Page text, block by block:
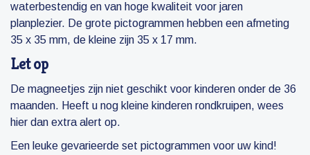
waterbestendig en van hoge kwaliteit voor jaren
planplezier. De grote pictogrammen hebben een afmeting
35 x 35 mm, de kleine zijn 35 x 17 mm.
Let op
De magneetjes zijn niet geschikt voor kinderen onder de 36
maanden. Heeft u nog kleine kinderen rondkruipen, wees
hier dan extra alert op.
Een leuke gevarieerde set pictogrammen voor uw kind!